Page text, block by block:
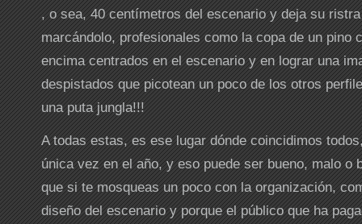
, o sea, 40 centímetros del escenario y deja su
marcándolo, profesionales como la copa de un pino
encima centrados en el escenario y en lograr una
despistados que picotean un poco de los otros
una puta jungla!!!
A todas estas, es ese lugar dónde coincidimos
única vez en el año, y eso puede ser bueno, malo o
que si te mosqueas un poco con la organización,
diseño del escenario y porque el público que ha